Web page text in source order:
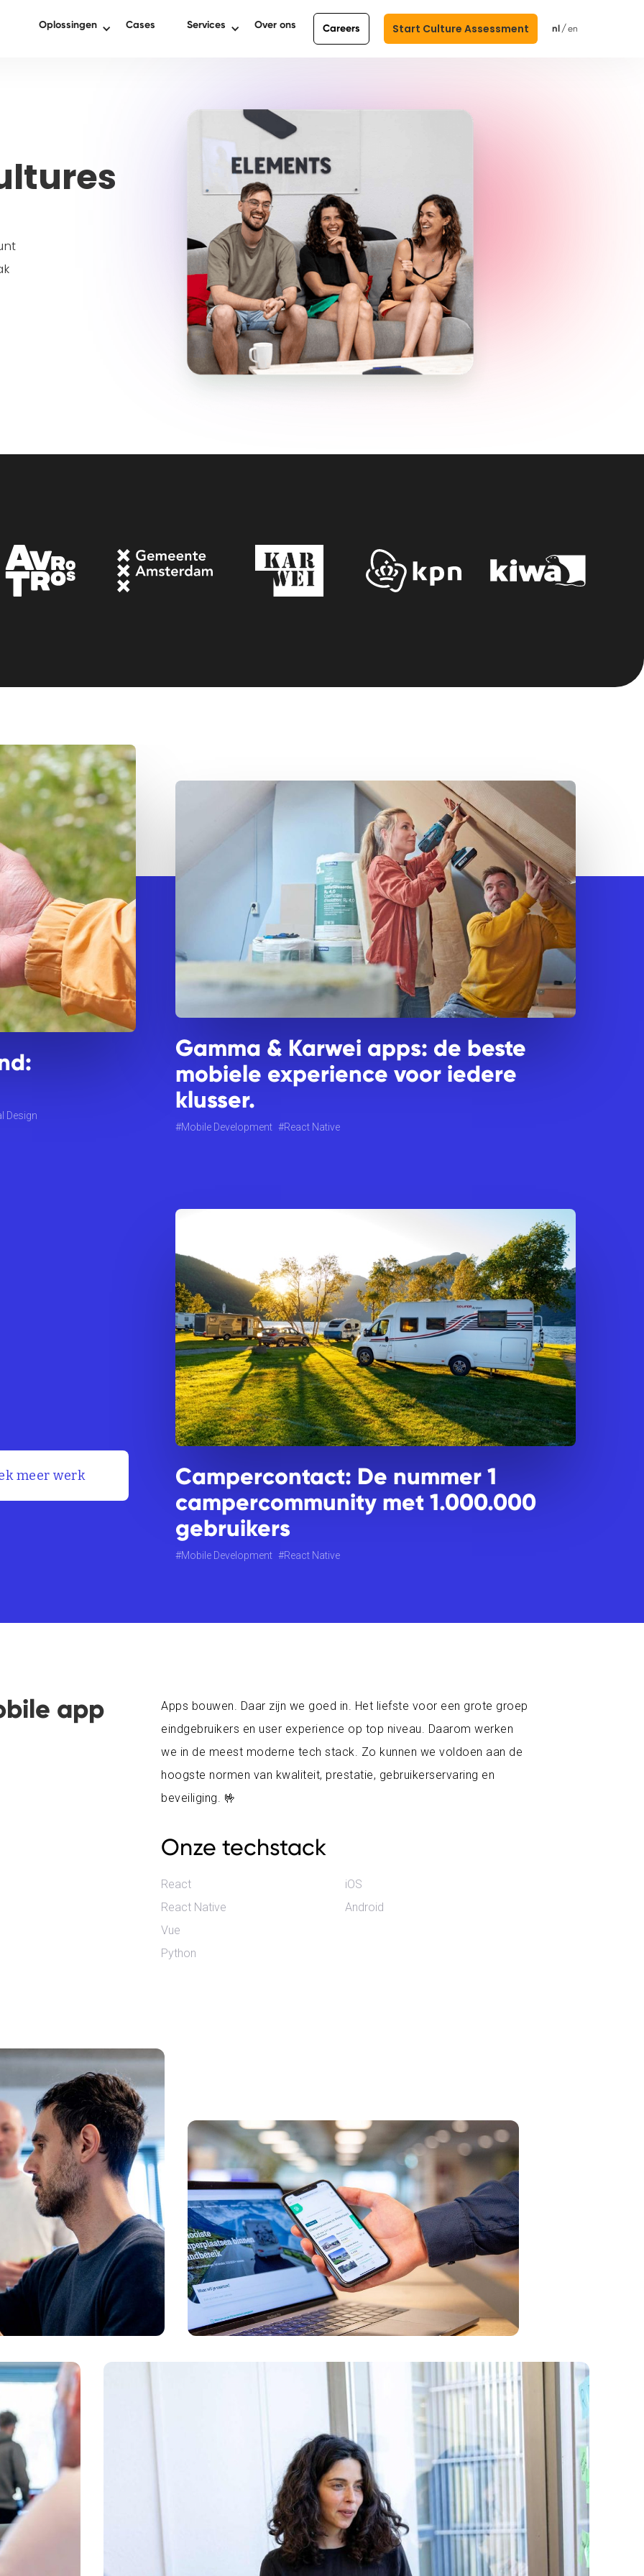
Oplossingen Cases Services Over ons Careers Start Culture Assessment nl /en
Design
Gamma & Karwei apps: de beste
mobiele experience voor iedere
klusser.
Mobile Development React Native
Campercontact: De nummer 1
campercommunity met 1.000.000
gebruikers
Mobile Development React Native
meer werk
app
Apps bouwen. Daar zijn we goed in. Het liefste voor een grote groep
eindgebruikers en user experience op top niveau. Daarom werken
we in de meest moderne tech stack. Zo kunnen we voldoen aan de
hoogste normen van kwaliteit, prestatie, gebruikerservaring en
beveiliging. 🤟
Onze techstack
React
React Native
Vue
Python
iOS
Android